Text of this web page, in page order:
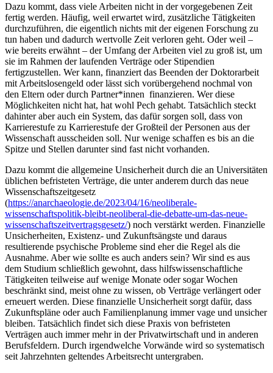
Dazu kommt, dass viele Arbeiten nicht in der vorgegebenen Zeit
fertig werden. Häufig, weil erwartet wird, zusätzliche Tätigkeiten
durchzuführen, die eigentlich nichts mit der eigenen Forschung zu
tun haben und dadurch wertvolle Zeit verloren geht. Oder weil –
wie bereits erwähnt – der Umfang der Arbeiten viel zu groß ist, um
sie im Rahmen der laufenden Verträge oder Stipendien
fertigzustellen. Wer kann, finanziert das Beenden der Doktorarbeit
mit Arbeitslosengeld oder lässt sich vorübergehend nochmal von
den Eltern oder durch Partner*innen finanzieren. Wer diese
Möglichkeiten nicht hat, hat wohl Pech gehabt. Tatsächlich steckt
dahinter aber auch ein System, das dafür sorgen soll, dass von
Karrierestufe zu Karrierestufe der Großteil der Personen aus der
Wissenschaft ausscheiden soll. Nur wenige schaffen es bis an die
Spitze und Stellen darunter sind fast nicht vorhanden.
Dazu kommt die allgemeine Unsicherheit durch die an Universitäten
üblichen befristeten Verträge, die unter anderem durch das neue
Wissenschaftszeitgesetz
(https://anarchaeologie.de/2023/04/16/neoliberale-
wissenschaftspolitik-bleibt-neoliberal-die-debatte-um-das-neue-
wissenschaftszeitvertragsgesetz/) noch verstärkt werden. Finanzielle
Unsicherheiten, Existenz- und Zukunftsängste und daraus
resultierende psychische Probleme sind eher die Regel als die
Ausnahme. Aber wie sollte es auch anders sein? Wir sind es aus
dem Studium schließlich gewohnt, dass hilfswissenschaftliche
Tätigkeiten teilweise auf wenige Monate oder sogar Wochen
beschränkt sind, meist ohne zu wissen, ob Verträge verlängert oder
erneuert werden. Diese finanzielle Unsicherheit sorgt dafür, dass
Zukunftspläne oder auch Familienplanung immer vage und unsicher
bleiben. Tatsächlich findet sich diese Praxis von befristeten
Verträgen auch immer mehr in der Privatwirtschaft und in anderen
Berufsfeldern. Durch irgendwelche Vorwände wird so systematisch
seit Jahrzehnten geltendes Arbeitsrecht untergraben.